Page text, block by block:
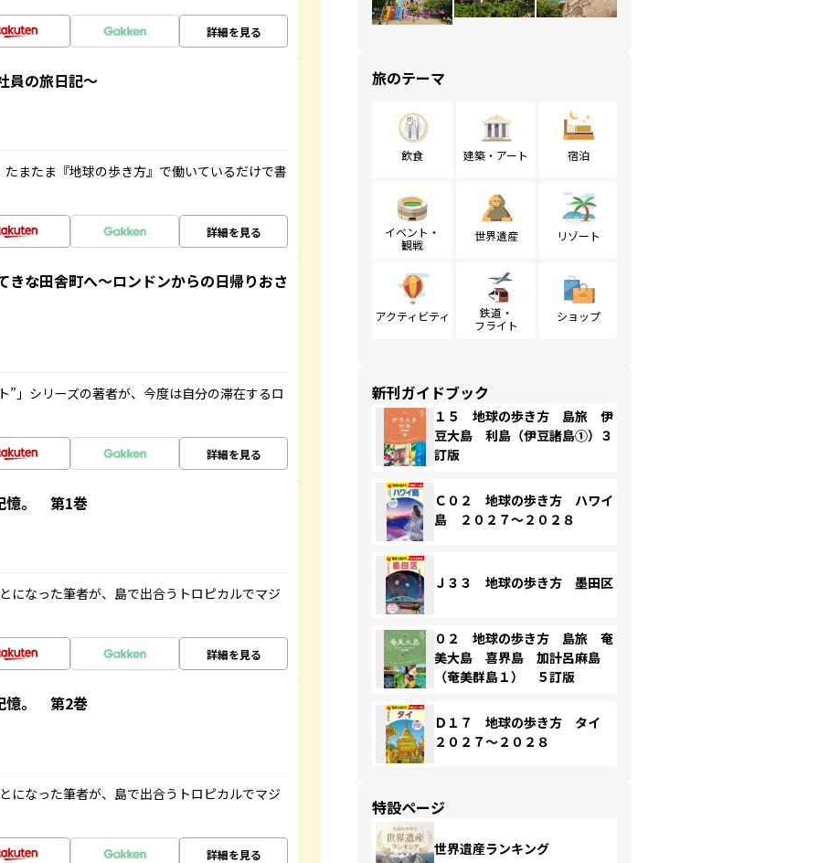
詳細を見る
員の旅日記～
またま『地球の歩き方』で働いているだけで書
詳細を見る
な田舎町へ～ロンドンからの日帰りおさ
」シリーズの著者が、今度は自分の滞在するロ
詳細を見る
憶。 第1巻
になった筆者が、島で出合うトロピカルでマジ
詳細を見る
憶。 第2巻
になった筆者が、島で出合うトロピカルでマジ
詳細を見る
旅のテーマ
飲食 建築・アート 宿泊
イベント・
観戦
世界遺産 リゾート
アクティビティ
鉄道・
フライト
ショップ
新刊ガイドブック
１５ 地球の歩き方 島旅 伊
豆大島 利島（伊豆諸島①）３
訂版
Ｃ０２ 地球の歩き方 ハワイ
島 ２０２７～２０２８
Ｊ３３ 地球の歩き方 墨田区
０２ 地球の歩き方 島旅 奄
美大島 喜界島 加計呂麻島
（奄美群島１） ５訂版
Ｄ１７ 地球の歩き方 タイ
２０２７～２０２８
特設ページ
世界遺産ランキング